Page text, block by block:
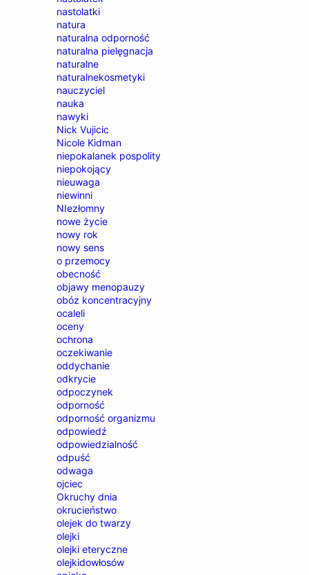
nastolatki
natura
naturalna odporność
naturalna pielęgnacja
naturalne
naturalnekosmetyki
nauczyciel
nauka
nawyki
Nick Vujicic
Nicole Kidman
niepokalanek pospolity
niepokojący
nieuwaga
niewinni
NIezłomny
nowe życie
nowy rok
nowy sens
o przemocy
obecność
objawy menopauzy
obóz koncentracyjny
ocaleli
oceny
ochrona
oczekiwanie
oddychanie
odkrycie
odpoczynek
odporność
odporność organizmu
odpowiedź
odpowiedzialność
odpuść
odwaga
ojciec
Okruchy dnia
okrucieństwo
olejek do twarzy
olejki
olejki eteryczne
olejkidowłosów